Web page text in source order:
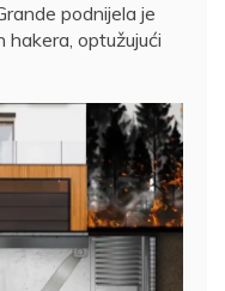
podnijela je
optužujući